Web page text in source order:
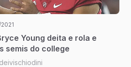
Young deita e rola e
semis do college